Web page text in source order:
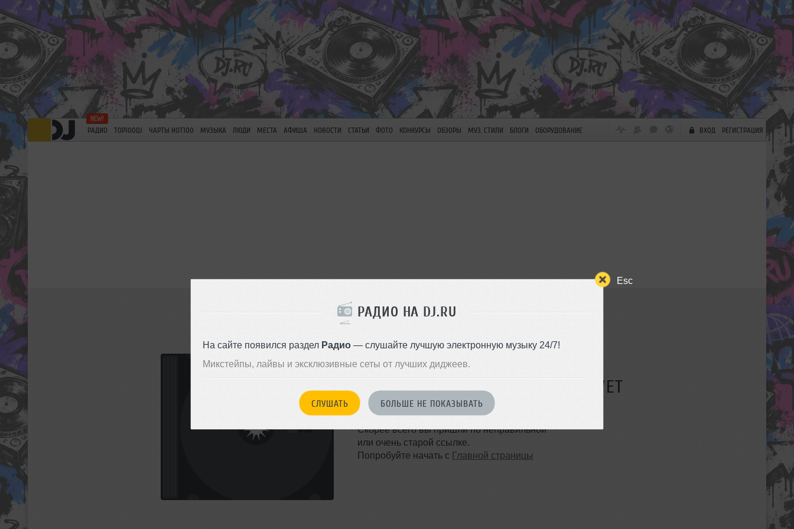
Esc
РАДИО НА DJ.RU
На сайте появился раздел Радио— слушайте лучшую электронную музыку 24/7!
Микстейпы, лайвы и эксклюзивные сеты от лучших диджеев.
СЛУШАТЬ БОЛЬШЕ НЕ ПОКАЗЫВАТЬ
РАДИО TOP100DJ ЧАРТЫ HOT100 МУЗЫКА ЛЮДИ МЕСТА АФИША НОВОСТИ СТАТЬИ ФОТО КОНКУРСЫ ОБЗОРЫ МУЗ. СТИЛИ БЛОГИ ОБОРУДОВАНИЕ ВХОД РЕГИСТРАЦИЯ
ТАКОЙ СТРАНИЦЫ НЕ СУЩЕСТВУЕТ
Ошибка 404
Скорее всего вы пришли по неправильной
или очень старой ссылке.
Попробуйте начать с Главной страницы